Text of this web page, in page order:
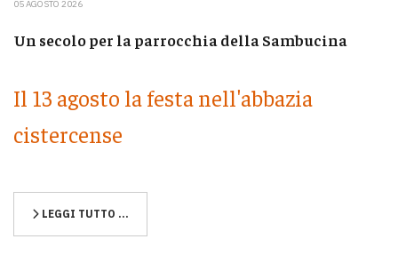
05 AGOSTO 2026
Un secolo per la parrocchia della Sambucina
Il 13 agosto la festa nell'abbazia
cistercense
LEGGI TUTTO …